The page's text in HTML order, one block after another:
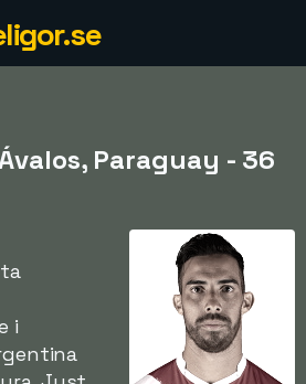
Paraguay - 36
i